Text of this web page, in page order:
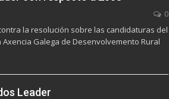
0
la resolución sobre las candidaturas del
Galega de Desenvolvemento Rural
Leader